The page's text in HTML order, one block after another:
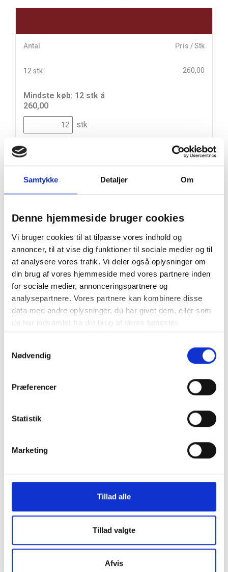
Samtykke Detaljer Om
Denne hjemmeside bruger cookies
Vi bruger cookies til at tilpasse vores indhold og
annoncer, til at vise dig funktioner til sociale medier og til
at analysere vores trafik. Vi deler også oplysninger om
din brug af vores hjemmeside med vores partnere inden
for sociale medier, annonceringspartnere og
analysepartnere. Vores partnere kan kombinere disse
data med andre oplysninger, du har givet dem, eller som
de har indsamlet fra din brug af deres tjenester.
Nødvendig
Præferencer
Statistik
Marketing
Tillad alle
Tillad valgte
Afvis
Antal Pris / Stk
12 stk 260,00
Mindste køb: 12 stk á
260,00
stk
3.120,00
inkl. moms)
Læg i kurv
Din bestilling er først bindende,
når vi har bekræftet din ordre.
På lager
Levering: 2-5 hverdage
Prismatch
460g Red Magic kalender, mix af dansk produceret fyldte
chokolader og og dansk produceret marcipan og lakrids
og omtanke går hånd i hånd. Med lækre smagsoplevelser
og flot emballage bliver dette produkt en elegant julehilsen
til virksomheder der ønsker at styrke relationer og skabe
Andre købte også